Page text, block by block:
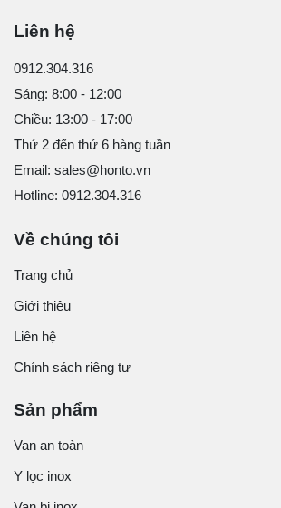
Liên hệ
0912.304.316
Sáng: 8:00 - 12:00
Chiều: 13:00 - 17:00
Thứ 2 đến thứ 6 hàng tuần
Email: sales@honto.vn
Hotline: 0912.304.316
Về chúng tôi
Trang chủ
Giới thiệu
Liên hệ
Chính sách riêng tư
Sản phẩm
Van an toàn
Y lọc inox